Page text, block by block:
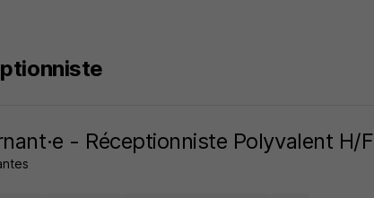
- Réceptionniste Polyvalent H/F